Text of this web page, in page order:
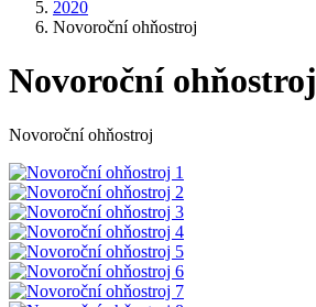
2020
Novoroční ohňostroj
Novoroční ohňostroj
Novoroční ohňostroj